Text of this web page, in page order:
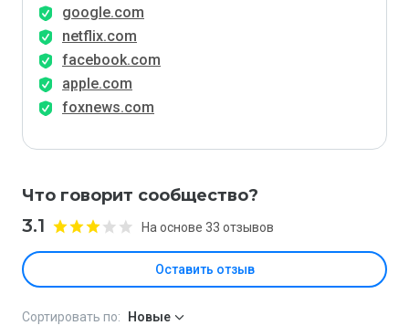
google.com
netflix.com
facebook.com
apple.com
foxnews.com
Что говорит сообщество?
3.1 На основе 33 отзывов
Оставить отзыв
Сортировать по: Новые